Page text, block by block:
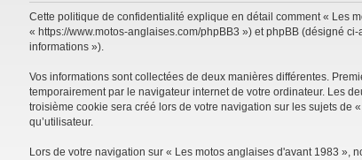
Cette politique de confidentialité explique en détail comment « Les
« https://www.motos-anglaises.com/phpBB3 ») et phpBB (désigné
informations »).
Vos informations sont collectées de deux manières différentes.
temporairement par le navigateur internet de votre ordinateur. Les
troisième cookie sera créé lors de votre navigation sur les sujets de
qu’utilisateur.
Lors de votre navigation sur « Les motos anglaises d'avant 1983